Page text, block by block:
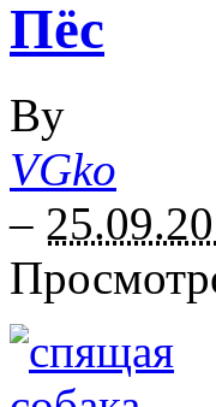
Пёс
By
VGko
–